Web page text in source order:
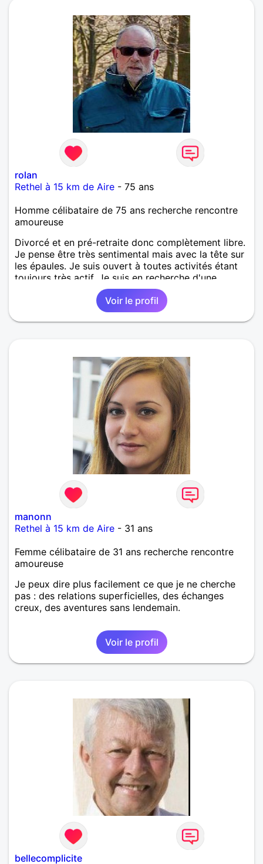
rolan
Rethel à 15 km de Aire - 75 ans
Homme célibataire de 75 ans recherche rencontre
amoureuse
Divorcé et en pré-retraite donc complètement libre.
Je pense être très sentimental mais avec la tête sur
les épaules. Je suis ouvert à toutes activités étant
toujours très actif. Je suis en recherche d'une
personne dont le physique soit agréable et qui ai
envie de refaire sa vie dans l'amour, dans la
sincérité et la complicité. A l'écoute, large et ouvert
d'esprit, sans tabous. Ayant horreur des prises de
harmonie des corps, des coeurs, des âmes, des
Voir le profil
manonn
Rethel à 15 km de Aire - 31 ans
Femme célibataire de 31 ans recherche rencontre
amoureuse
Je peux dire plus facilement ce que je ne cherche
pas : des relations superficielles, des échanges
creux, des aventures sans lendemain.
Voir le profil
bellecomplicite